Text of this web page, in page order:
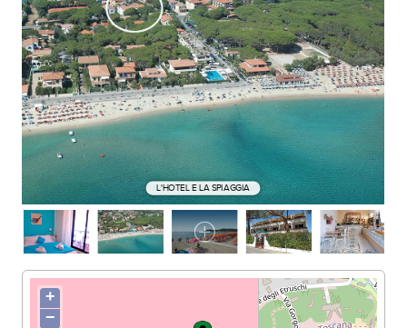
L'HOTEL E LA SPIAGGIA
SPIAGGIA DI MARINA DI CAMPO
+
−